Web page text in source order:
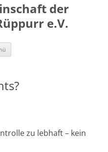
der
e.V.
zu lebhaft – kein